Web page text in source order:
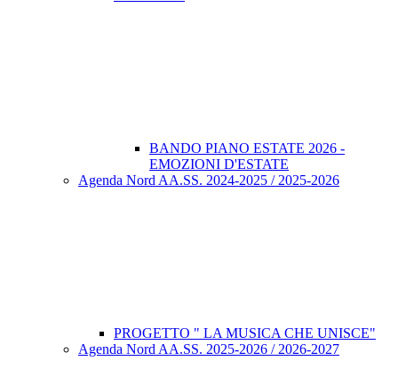
BANDO PIANO ESTATE 2026 -
EMOZIONI D'ESTATE
Agenda Nord AA.SS. 2024-2025 / 2025-2026
PROGETTO " LA MUSICA CHE UNISCE"
Agenda Nord AA.SS. 2025-2026 / 2026-2027